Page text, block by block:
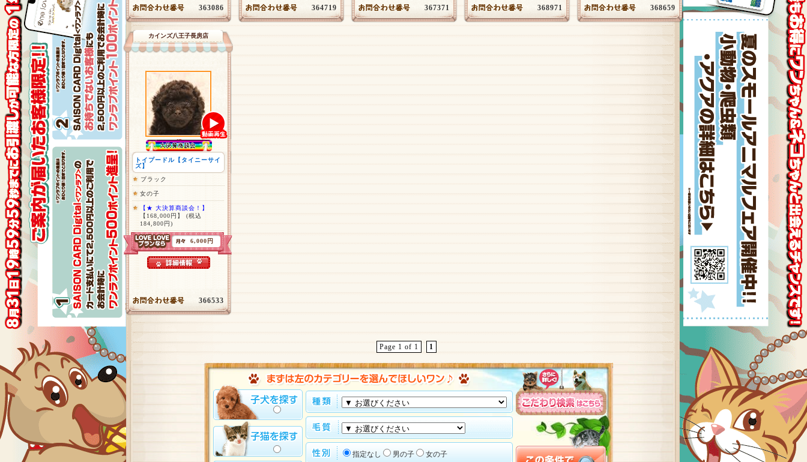
363086 364719 367371 368971 368659
カインズ八王子長房店
トイプードル【タイニーサイ
ズ】
ブラック
女の子
【★ 大決算商談会！】
【168,000円】
(税込
184,800円)
6,000円
366533
Page 1 of 1 1
指定なし 男の子 女の子